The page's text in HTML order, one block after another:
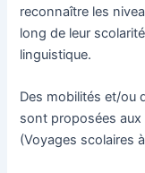
reconnaître les
long de leur
linguistique.
Des mobilités et/ou
sont proposées aux
(Voyages scolaires